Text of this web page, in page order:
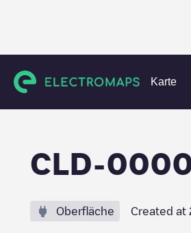
Karte
Charging stations Portugal
CLD-
Oberfläche Created at